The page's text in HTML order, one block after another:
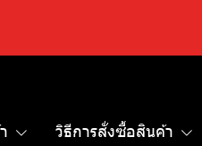
วิธีการสั่งซื้อสินค้า